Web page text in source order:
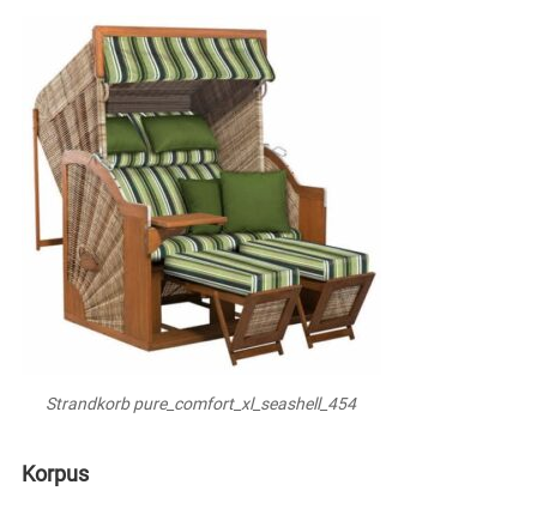
Strandkorb pure_comfort_xl_seashell_454
Korpus